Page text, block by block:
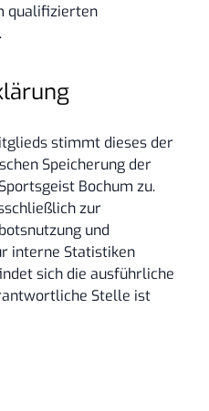
qualifizierten
stimmt dieses der
Speicherung der
Bochum zu.
zur
und
interne Statistiken
sich die ausführliche
Stelle ist